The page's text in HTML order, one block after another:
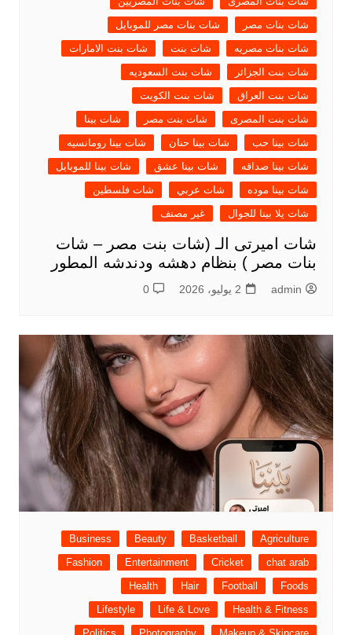
شات بنات مصر
شات بنات مصر للموبايل
شات بنات مصريه
شات بنت
شات بنت الامارات
شات بنت الجزائر
شات بنت السعوديه
شات بنت العراق
شات بنت الكويت
شات بنت المصرى
شات بنت مصر
شات بينا
شات بينا حب
شات بينا حنان
شات بينا رومانسيه
شات بينا صداقه
شات بينا عشق
شات بينا للموبايل
شات بينا موده
شات عربي
شات فلسطين
شات يلا بينا للجوال
غير مصنف
شات اميرتى الـ (شات بنت مصر – شات
بنات مصر ) بنظام دهشه ودندشه المطور
admin 2 يوليو، 2026 0
Agriculture
Basketball
Beauty
Business
chat arab
Cricket
Entertainment
Fashion
Foods
Football
Hair
Health
Health & Fitness
Life & Love
Lifestyle